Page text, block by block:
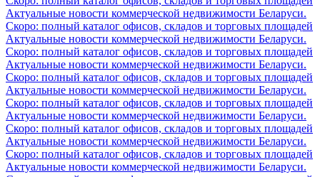
Актуальные новости коммерческой недвижимости Беларуси.
Скоро: полный каталог офисов, складов и торговых площадей
Актуальные новости коммерческой недвижимости Беларуси.
Скоро: полный каталог офисов, складов и торговых площадей
Актуальные новости коммерческой недвижимости Беларуси.
Скоро: полный каталог офисов, складов и торговых площадей
Актуальные новости коммерческой недвижимости Беларуси.
Скоро: полный каталог офисов, складов и торговых площадей
Актуальные новости коммерческой недвижимости Беларуси.
Скоро: полный каталог офисов, складов и торговых площадей
Актуальные новости коммерческой недвижимости Беларуси.
Скоро: полный каталог офисов, складов и торговых площадей
Актуальные новости коммерческой недвижимости Беларуси.